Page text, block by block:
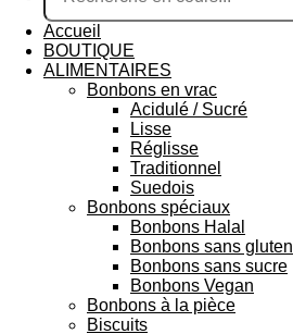
Accueil
BOUTIQUE
ALIMENTAIRES
Bonbons en vrac
Acidulé / Sucré
Lisse
Réglisse
Traditionnel
Suedois
Bonbons spéciaux
Bonbons Halal
Bonbons sans gluten
Bonbons sans sucre
Bonbons Vegan
Bonbons à la pièce
Biscuits